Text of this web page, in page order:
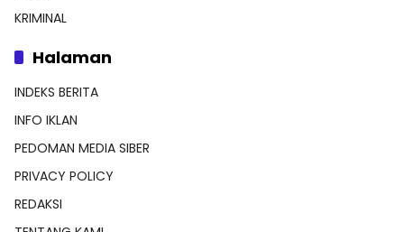
KRIMINAL
Halaman
INDEKS BERITA
INFO IKLAN
PEDOMAN MEDIA SIBER
PRIVACY POLICY
REDAKSI